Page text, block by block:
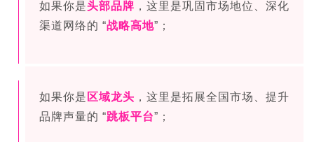
如果你是头部品牌 ，这里是巩固市场地位、深化
渠道网络的 “战略高地”；
如果你是 区域龙头 ，这里是拓展全国市场、提升
品牌声量的 “跳板平台”；